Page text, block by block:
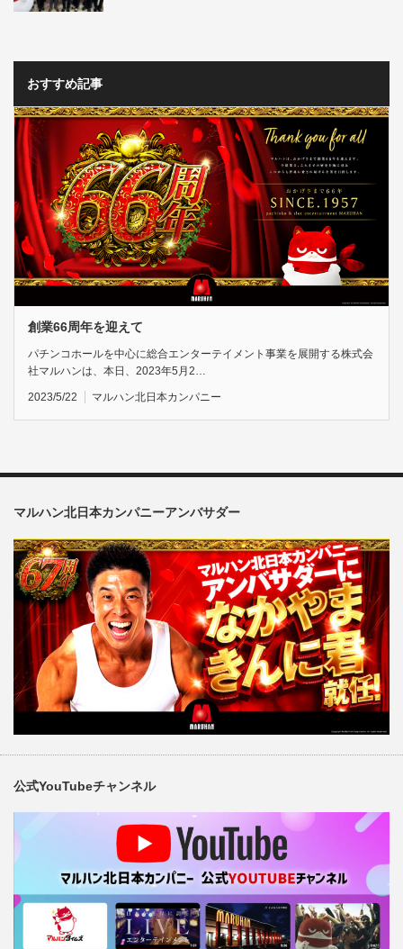
おすすめ記事
創業66周年を迎えて
パチンコホールを中心に総合エンターテイメント事業を展開する株式会
社マルハンは、本日、2023年5月2…
2023/5/22 マルハン北日本カンパニー
マルハン北日本カンパニーアンバサダー
公式YouTubeチャンネル